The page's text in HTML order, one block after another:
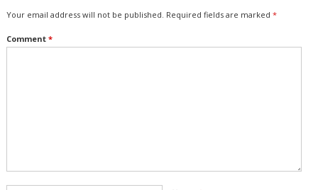
Your email address will not be published. Required fields are marked *
Comment *